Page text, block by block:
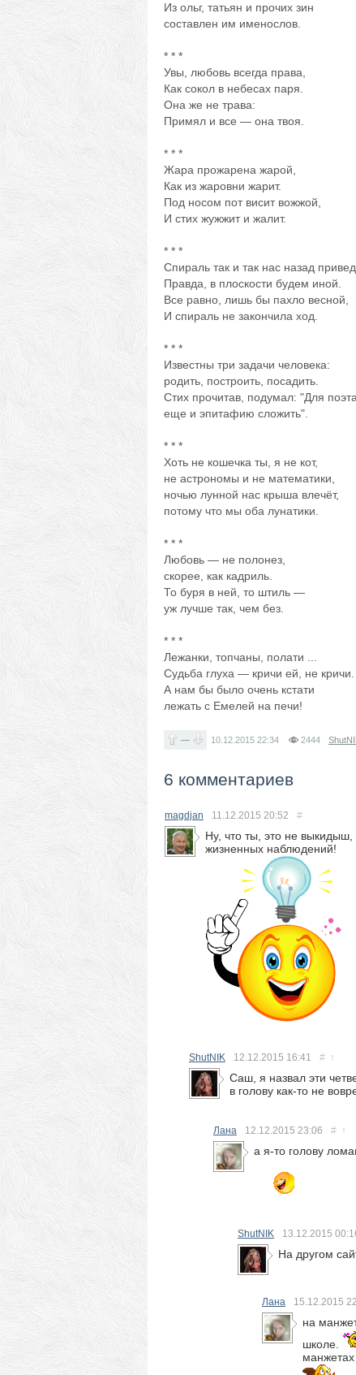
Из ольг, татьян и прочих зин
составлен им именослов.
* * *
Увы, любовь всегда права,
Как сокол в небесах паря.
Она же не трава:
Примял и все — она твоя.
* * *
Жара прожарена жарой,
Как из жаровни жарит.
Под носом пот висит вожжой,
И стих жужжит и жалит.
* * *
Спираль так и так нас назад
Правда, в плоскости будем иной.
Все равно, лишь бы пахло весной,
И спираль не закончила ход.
* * *
Известны три задачи человека:
родить, построить, посадить.
Стих прочитав, подумал: "Для поэта
еще и эпитафию сложить".
* * *
Хоть не кошечка ты, я не кот,
не астрономы и не математики,
ночью лунной нас крыша влечёт,
потому что мы оба лунатики.
* * *
Любовь — не полонез,
скорее, как кадриль.
То буря в ней, то штиль —
уж лучше так, чем без.
* * *
Лежанки, топчаны, полати ...
Судьба глуха — кричи ей, не кричи.
А нам бы было очень кстати
лежать с Емелей на печи!
— 10.12.2015 22:34 2444
6 комментариев
magdjan 11.12.2015 20:52 #
Ну, что ты, это не
жизненных наблюдений!
ShutNIK 12.12.2015 16:41 # ↑
Саш, я назвал эти
в голову как-то не
Лана 12.12.2015 23:06 # ↑
а я-то голову
ShutNIK 13.12.2015
На другом
Лана 15.12.2015
на
школе.